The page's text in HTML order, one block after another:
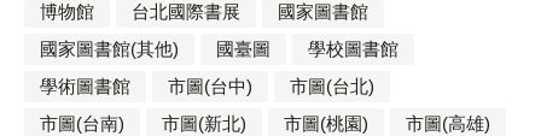
博物館
台北國際書展
國家圖書館
國家圖書館(其他)
國臺圖
學校圖書館
學術圖書館
市圖(台中)
市圖(台北)
市圖(台南)
市圖(新北) 市圖(桃園)
市圖(高雄)